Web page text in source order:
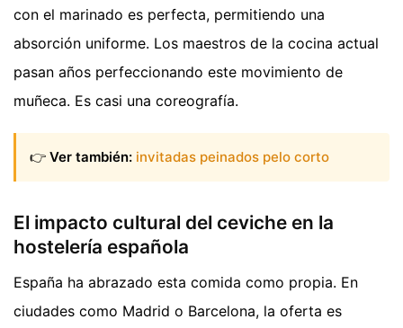
con el marinado es perfecta, permitiendo una
absorción uniforme. Los maestros de la cocina actual
pasan años perfeccionando este movimiento de
muñeca. Es casi una coreografía.
👉 Ver también: invitadas peinados pelo corto
El impacto cultural del ceviche en la
hostelería española
España ha abrazado esta comida como propia. En
ciudades como Madrid o Barcelona, la oferta es